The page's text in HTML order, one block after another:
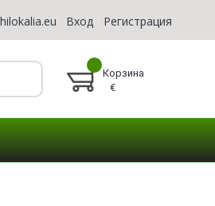
Вход Регистрация
Корзина
€